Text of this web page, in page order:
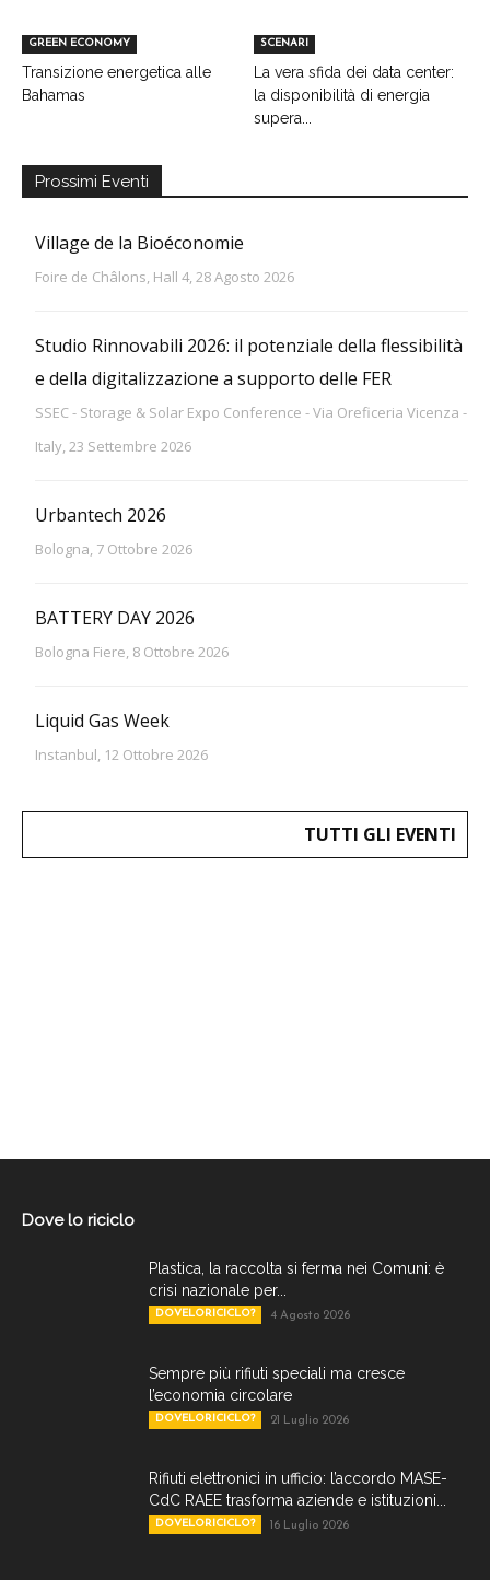
GREEN ECONOMY
Transizione energetica alle
Bahamas
SCENARI
La vera sfida dei data center:
la disponibilità di energia
supera...
Prossimi Eventi
Village de la Bioéconomie
Foire de Châlons, Hall 4, 28 Agosto 2026
Studio Rinnovabili 2026: il potenziale della flessibilità
e della digitalizzazione a supporto delle FER
SSEC - Storage & Solar Expo Conference - Via Oreficeria Vicenza -
Italy, 23 Settembre 2026
Urbantech 2026
Bologna, 7 Ottobre 2026
BATTERY DAY 2026
Bologna Fiere, 8 Ottobre 2026
Liquid Gas Week
Instanbul, 12 Ottobre 2026
TUTTI GLI EVENTI
Dove lo riciclo
Plastica, la raccolta si ferma nei Comuni: è
crisi nazionale per...
DOVELORICICLO? 4 Agosto 2026
Sempre più rifiuti speciali ma cresce
l’economia circolare
DOVELORICICLO? 21 Luglio 2026
Rifiuti elettronici in ufficio: l’accordo MASE-
CdC RAEE trasforma aziende e istituzioni...
DOVELORICICLO? 16 Luglio 2026